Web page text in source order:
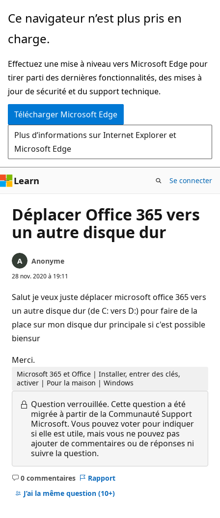
Passer
directement
au
principal
Ce navigateur n’est plus pris en
charge.
Effectuez une mise à niveau vers Microsoft Edge pour
tirer parti des dernières fonctionnalités, des mises à
jour de sécurité et du support technique.
Télécharger Microsoft Edge
Plus d’informations sur Internet Explorer et
Microsoft Edge
Learn Se connecter
Déplacer Office 365 vers
un autre disque dur
Anonyme
28 nov. 2020 à 19:11
Salut je veux juste déplacer microsoft office 365 vers
un autre disque dur (de C: vers D:) pour faire de la
place sur mon disque dur principale si c'est possible
biensur
Merci.
Microsoft 365 et Office | Installer, entrer des clés,
activer | Pour la maison | Windows
Question verrouillée. Cette question a été
migrée à partir de la Communauté Support
Microsoft. Vous pouvez voter pour indiquer
si elle est utile, mais vous ne pouvez pas
ajouter de commentaires ou de réponses ni
suivre la question.
0 commentaires
Aucun
commentaire
Rapport
J’ai la même question (10+)